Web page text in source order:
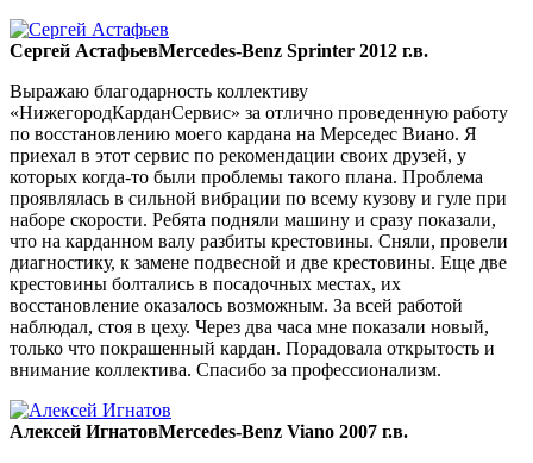
Сергей АстафьевMercedes-Benz Sprinter 2012 г.в.
Выражаю благодарность коллективу
«НижегородКарданСервис» за отлично проведенную работу
по восстановлению моего кардана на Мерседес Виано. Я
приехал в этот сервис по рекомендации своих друзей, у
которых когда-то были проблемы такого плана. Проблема
проявлялась в сильной вибрации по всему кузову и гуле при
наборе скорости. Ребята подняли машину и сразу показали,
что на карданном валу разбиты крестовины. Сняли, провели
диагностику, к замене подвесной и две крестовины. Еще две
крестовины болтались в посадочных местах, их
восстановление оказалось возможным. За всей работой
наблюдал, стоя в цеху. Через два часа мне показали новый,
только что покрашенный кардан. Порадовала открытость и
внимание коллектива. Спасибо за профессионализм.
Алексей ИгнатовMercedes-Benz Viano 2007 г.в.